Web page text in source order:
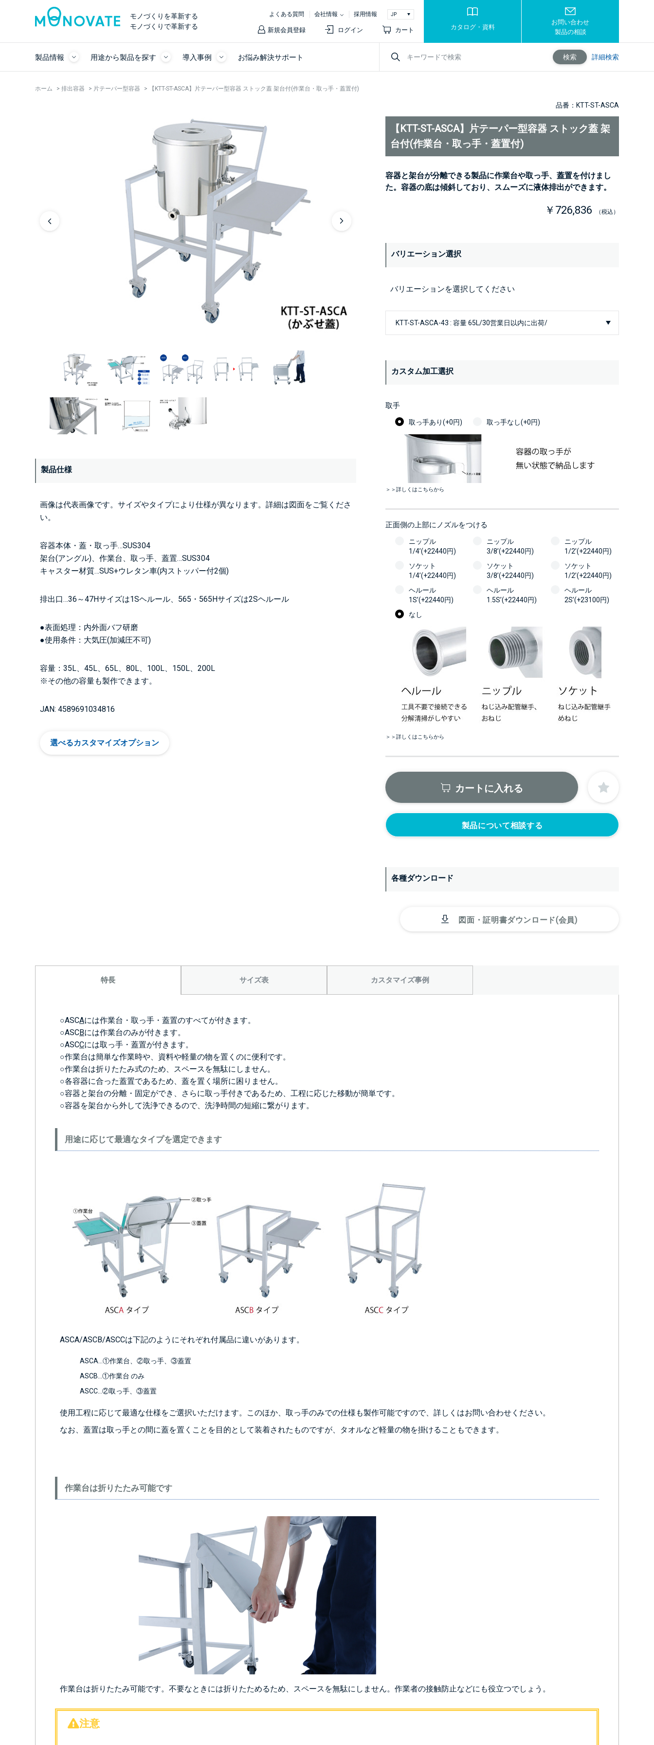
モノづくりを革新する
モノづくりで革新する
よくある質問 会社情報 採用情報
新規会員登録 ログイン カート カタログ・資料
お問い合わせ
製品の相談
製品情報 用途から製品を探す 導入事例 お悩み解決サポート 検索 詳細検索
ホーム > 排出容器 > 片テーパー型容器 > 【KTT-ST-ASCA】片テーパー型容器 ストック蓋 架台付(作業台・取っ手・蓋置付)
製品仕様
画像は代表画像です。サイズやタイプにより仕様が異なります。詳細は図面をご覧くださ
い。
容器本体・蓋・取っ手…SUS304
架台(アングル)、作業台、取っ手、蓋置…SUS304
キャスター材質…SUS+ウレタン車(内ストッパー付2個)
排出口…36～47Hサイズは1Sヘルール、565・565Hサイズは2Sヘルール
●表面処理：内外面バフ研磨
●使用条件：大気圧(加減圧不可)
容量：35L、45L、65L、80L、100L、150L、200L
※その他の容量も製作できます。
JAN: 4589691034816
選べるカスタマイズオプション
品番：KTT-ST-ASCA
【KTT-ST-ASCA】片テーパー型容器 ストック蓋 架
台付(作業台・取っ手・蓋置付)
容器と架台が分離できる製品に作業台や取っ手、蓋置を付けまし
た。容器の底は傾斜しており、スムーズに液体排出ができます。
￥726,836 （税込）
バリエーション選択
バリエーションを選択してください
カスタム加工選択
取手
取っ手あり(+0円) 取っ手なし(+0円)
＞＞詳しくはこちらから
正面側の上部にノズルをつける
ニップル
1/4’(+22440円)
ニップル
3/8’(+22440円)
ニップル
1/2’(+22440円)
ソケット
1/4’(+22440円)
ソケット
3/8’(+22440円)
ソケット
1/2’(+22440円)
ヘルール
1S’(+22440円)
ヘルール
1.5S’(+22440円)
ヘルール
2S’(+23100円)
なし
＞＞詳しくはこちらから
カートに入れる
製品について相談する
各種ダウンロード
図面・証明書ダウンロード(会員)
特長 サイズ表 カスタマイズ事例
○ASCAには作業台・取っ手・蓋置のすべてが付きます。
○ASCBには作業台のみが付きます。
○ASCCには取っ手・蓋置が付きます。
○作業台は簡単な作業時や、資料や軽量の物を置くのに便利です。
○作業台は折りたたみ式のため、スペースを無駄にしません。
○各容器に合った蓋置であるため、蓋を置く場所に困りません。
○容器と架台の分離・固定ができ、さらに取っ手付きであるため、工程に応じた移動が簡単です。
○容器を架台から外して洗浄できるので、洗浄時間の短縮に繋がります。
用途に応じて最適なタイプを選定できます
ASCA/ASCB/ASCCは下記のようにそれぞれ付属品に違いがあります。
ASCA…①作業台、②取っ手、③蓋置
ASCB…①作業台 のみ
ASCC…②取っ手、③蓋置
使用工程に応じて最適な仕様をご選択いただけます。このほか、取っ手のみでの仕様も製作可能ですので、詳しくはお問い合わせください。
なお、蓋置は取っ手との間に蓋を置くことを目的として装着されたものですが、タオルなど軽量の物を掛けることもできます。
作業台は折りたたみ可能です
作業台は折りたたみ可能です。不要なときには折りたためるため、スペースを無駄にしません。作業者の接触防止などにも役立つでしょう。
注意